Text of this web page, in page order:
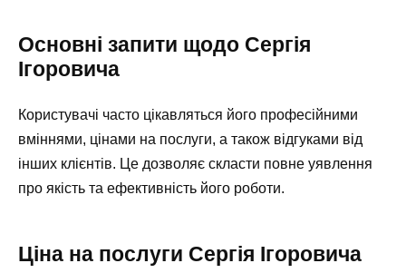
Основні запити щодо Сергія
Ігоровича
Користувачі часто цікавляться його професійними
вміннями, цінами на послуги, а також відгуками від
інших клієнтів. Це дозволяє скласти повне уявлення
про якість та ефективність його роботи.
Ціна на послуги Сергія Ігоровича